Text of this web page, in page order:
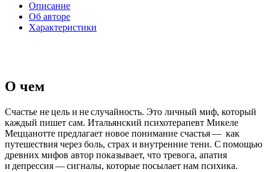
Описание
Об авторе
Характеристики
О чем
Счастье не цель и не случайность. Это личный миф, который
каждый пишет сам. Итальянский психотерапевт Микеле
Меццанотте предлагает новое понимание счастья — как
путешествия через боль, страх и внутренние тени. С помощью
древних мифов автор показывает, что тревога, апатия
и депрессия — сигналы, которые посылает нам психика.